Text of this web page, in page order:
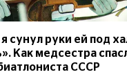
сунул руки ей под
Как медсестра
СССР